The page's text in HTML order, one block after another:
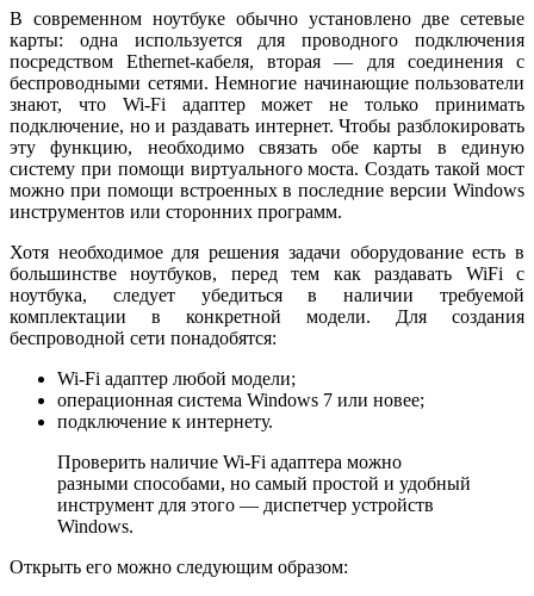
В современном ноутбуке обычно установлено две сетевые
карты: одна используется для проводного подключения
посредством Ethernet-кабеля, вторая — для соединения с
беспроводными сетями. Немногие начинающие пользователи
знают, что Wi-Fi адаптер может не только принимать
подключение, но и раздавать интернет. Чтобы разблокировать
эту функцию, необходимо связать обе карты в единую
систему при помощи виртуального моста. Создать такой мост
можно при помощи встроенных в последние версии Windows
инструментов или сторонних программ.
Хотя необходимое для решения задачи оборудование есть в
большинстве ноутбуков, перед тем как раздавать WiFi с
ноутбука, следует убедиться в наличии требуемой
комплектации в конкретной модели. Для создания
беспроводной сети понадобятся:
Wi-Fi адаптер любой модели;
операционная система Windows 7 или новее;
подключение к интернету.
Проверить наличие Wi-Fi адаптера можно
разными способами, но самый простой и удобный
инструмент для этого — диспетчер устройств
Windows.
Открыть его можно следующим образом: